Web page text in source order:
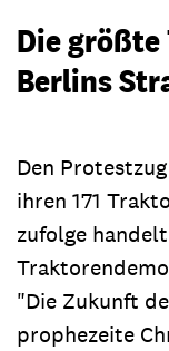
Die
Berlins
Den
ihren 171
zufolge
"Die Zukunft
prophezeite